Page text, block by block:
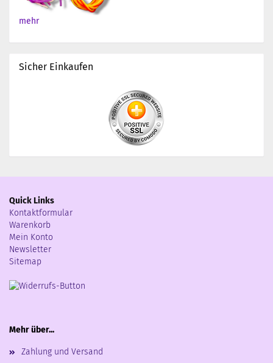
mehr
Sicher Einkaufen
Quick Links
Kontaktformular
Warenkorb
Mein Konto
Newsletter
Sitemap
Mehr über...
Zahlung und Versand